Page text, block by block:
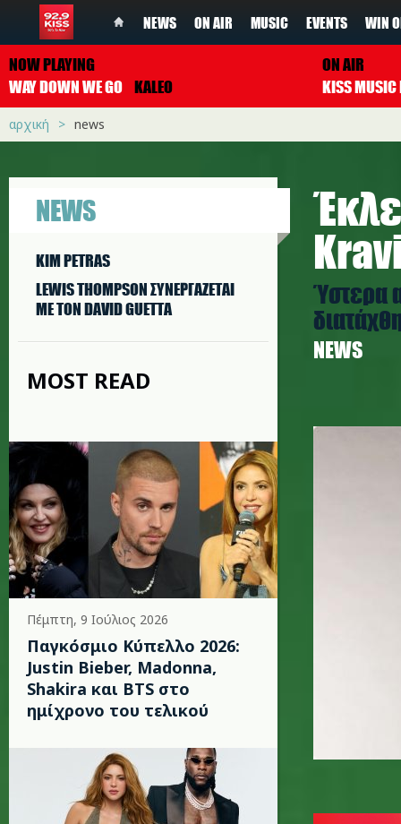
NEWS ON AIR MUSIC EVENTS WIN
NOW PLAYING
WAY DOWN WE GO KALEO
ON AIR
αρχική news
NEWS
KIM PETRAS
LEWIS THOMPSON ΣΥΝΕΡΓAΖΕΤΑΙ
ΜΕ ΤΟΝ DAVID GUETTA
MOST READ
Πέμπτη, 9 Ιούλιος 2026
Παγκόσμιο Κύπελλο 2026:
Justin Bieber, Madonna,
Shakira και BTS στο
ημίχρονο του τελικού
Ύστερα
NEWS
lenny-